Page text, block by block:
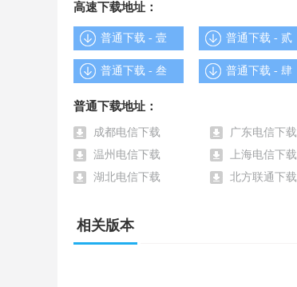
按时区安排队友
了解队友何时外出，或预测下一次在线。
了解团队的时间表
日历集成和工作时间使同步变得容易。
队友洞察力
看看你错过了什么
高速下载地址：
普通下载 - 壹 普通下载 - 贰
普通下载 - 叁 普通下载 - 肆
普通下载地址：
成都电信下载
广东电信下载
温州电信下载
上海电信下载
湖北电信下载
北方联通下载
相关版本